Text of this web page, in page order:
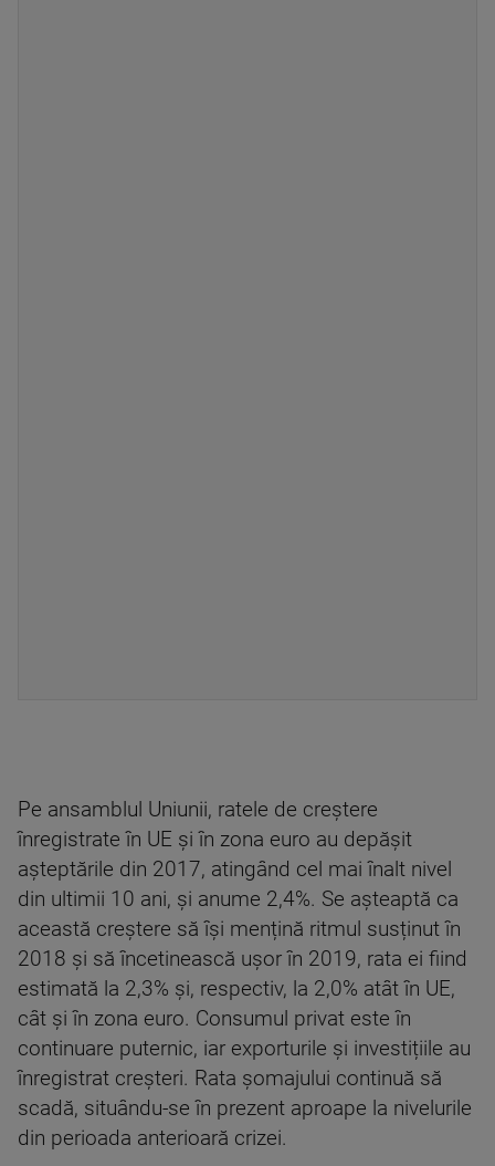
Pe ansamblul Uniunii, ratele de creștere
înregistrate în UE și în zona euro au depășit
așteptările din 2017, atingând cel mai înalt nivel
din ultimii 10 ani, și anume 2,4%. Se așteaptă ca
această creștere să își mențină ritmul susținut în
2018 și să încetinească ușor în 2019, rata ei fiind
estimată la 2,3% și, respectiv, la 2,0% atât în UE,
cât și în zona euro. Consumul privat este în
continuare puternic, iar exporturile și investițiile au
înregistrat creșteri. Rata șomajului continuă să
scadă, situându-se în prezent aproape la nivelurile
din perioada anterioară crizei.